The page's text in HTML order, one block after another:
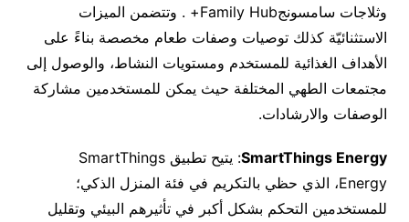
وثلاجات سامسونجFamily Hub+ . وتتضمن الميزات
الاستثنائيّة كذلك توصيات وصفات طعام مخصصة بناءً على
الأهداف الغذائية للمستخدم ومستويات النشاط، والوصول إلى
مجتمعات الطهي المختلفة حيث يمكن للمستخدمين مشاركة
الوصفات والارشادات.
SmartThings Energy
: يتيح تطبيق SmartThings
Energy، الذي حظي بالتكريم في فئة المنزل الذكي؛
للمستخدمين التحكم بشكل أكبر في تأثيرهم البيئي وتقليل